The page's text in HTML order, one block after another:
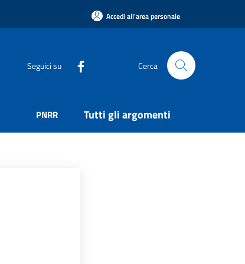
Accedi all'area personale
Seguici su Cerca
PNRR Tutti gli argomenti